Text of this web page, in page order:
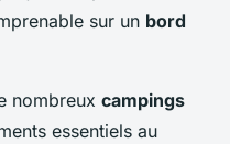
sur un bord
nombreux campings
essentiels au